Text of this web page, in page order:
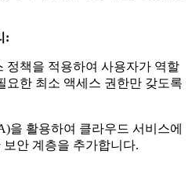
:
정책을 적용하여 사용자가 역할
요한 최소 액세스 권한만 갖도록
을 활용하여 클라우드 서비스에
안 계층을 추가합니다.